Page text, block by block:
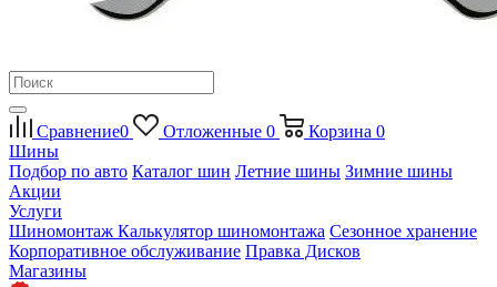
Сравнение0 Отложенные 0 Корзина 0
Шины
Подбор по авто Каталог шин Летние шины Зимние шины
Акции
Услуги
Шиномонтаж Калькулятор шиномонтажа Сезонное хранение
Корпоративное обслуживание Правка Дисков
Магазины